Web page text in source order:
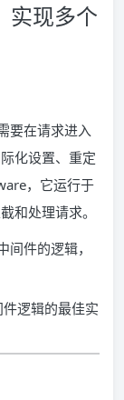
现多个
要在请求进入
化设置、重定
，它运行于
和处理请求。
件的逻辑，